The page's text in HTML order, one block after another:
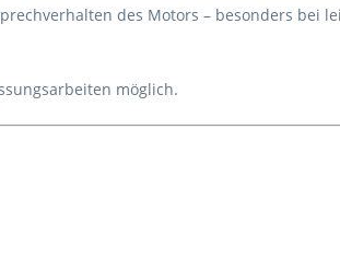
des Motors – besonders bei
möglich.